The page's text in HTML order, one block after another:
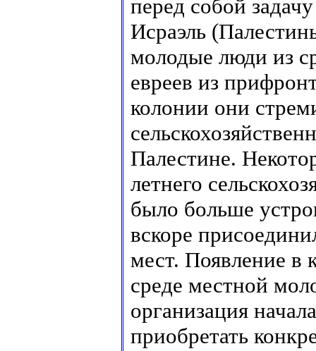
перед собой
Исраэль
молодые люди из
евреев из
колонии они
Палестине.
летнего
было больше
вскоре
мест. Появление в
среде местной
организация
приобретать